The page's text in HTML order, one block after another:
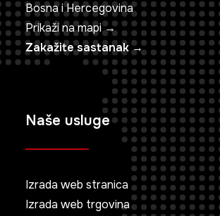
Bosna i Hercegovina
Prikaži na mapi →
Zakažite sastanak →
Naše usluge
Izrada web stranica
Izrada web trgovina